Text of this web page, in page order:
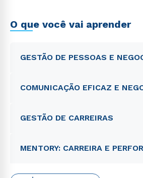
O que você vai aprender
GESTÃO DE PESSOAS E
COMUNICAÇÃO EFICAZ E
GESTÃO DE CARREIRAS
MENTORY: CARREIRA E